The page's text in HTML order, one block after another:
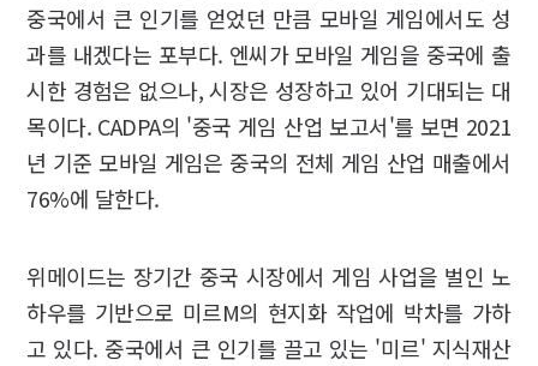
중국에서 큰 인기를 얻었던 만큼 모바일 게임에서도 성
과를 내겠다는 포부다. 엔씨가 모바일 게임을 중국에 출
시한 경험은 없으나, 시장은 성장하고 있어 기대되는 대
목이다. CADPA의 '중국 게임 산업 보고서'를 보면 2021
년 기준 모바일 게임은 중국의 전체 게임 산업 매출에서
76%에 달한다.
위메이드는 장기간 중국 시장에서 게임 사업을 벌인 노
하우를 기반으로 미르M의 현지화 작업에 박차를 가하
고 있다. 중국에서 큰 인기를 끌고 있는 '미르' 지식재산